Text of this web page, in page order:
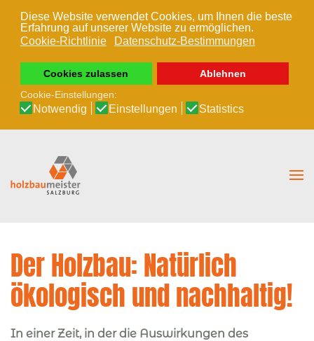
Diese Website verwendet Cookies, um Ihnen die beste
Erfahrung auf unserer Website zu ermöglichen.
Cookie-Richtlinie
Datenschutz-Bestimmungen
Cookies zulassen
Ablehnen
Cookie-Einstellungen:
Notwendig Einstellungen Statistics
Zum Hauptinhalt springen
Der Holzbau: Natürlich
ökologisch und nachhaltig!
In einer Zeit, in der die Auswirkungen des